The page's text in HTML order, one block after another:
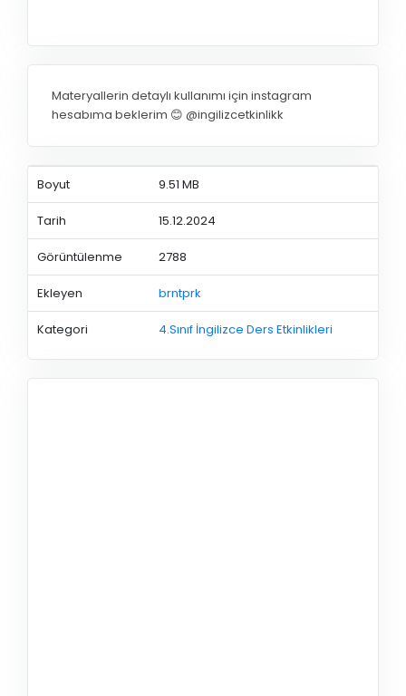
Materyallerin detaylı kullanımı için instagram
hesabıma beklerim 😊 @ingilizcetkinlikk
Boyut 9.51 MB
Tarih 15.12.2024
Görüntülenme 2788
Ekleyen brntprk
Kategori 4.Sınıf İngilizce Ders Etkinlikleri